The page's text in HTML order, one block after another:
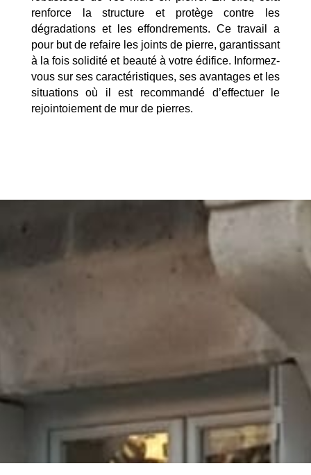
renforce la structure et protège contre les
dégradations et les effondrements. Ce travail a
pour but de refaire les joints de pierre, garantissant
à la fois solidité et beauté à votre édifice. Informez-
vous sur ses caractéristiques, ses avantages et les
situations où il est recommandé d’effectuer le
rejointoiement de mur de pierres.